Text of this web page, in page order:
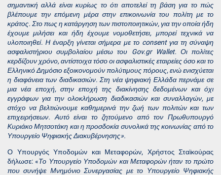
σημαντική αλλά είναι κυρίως το ότι αποτελεί τη βάση για το πώς
βλέπουμε την επόμενη μέρα στην επικοινωνία του πολίτη με το
κράτος. Στο πως η κατάργηση των πιστοποιητικών, για την οποία ήδη
έχουμε μιλήσει και ήδη έχουμε νομοθετήσει, μπορεί τεχνικά να
υλοποιηθεί. Η έναρξη γίνεται σήμερα με το consent για τη σύναψη
ασφαλιστήριου συμβολαίου μέσω του Gov.gr Wallet. Οι πολίτες
κερδίζουν χρόνο, αντίστοιχα τόσο οι ασφαλιστικές εταιρείες όσο και το
Ελληνικό Δημόσιο εξοικονομούν πολύτιμους πόρους, ενώ ενισχύεται
η διαφάνεια των διαδικασιών. Στη νέα ψηφιακή Ελλάδα περνάμε σε
μια νέα εποχή, στην εποχή της διακίνησης δεδομένων και όχι
εγγράφων για την ολοκλήρωση διαδικασιών και συναλλαγών, με
στόχο να βελτιώνουμε καθημερινά την ζωή των πολιτών και των
επιχειρήσεων. Αυτό είναι το ζητούμενο από τον Πρωθυπουργό
Κυριάκο Μητσοτάκη και η προσδοκία συνολικά της κοινωνίας από το
Υπουργείο Ψηφιακής Διακυβέρνησης».
Ο Υπουργός Υποδομών και Μεταφορών, Χρήστος Σταϊκούρας
δήλωσε: «Το Υπουργείο Υποδομών και Μεταφορών ήταν το πρώτο
που συνήψε Μνημόνιο Συνεργασίας με το Υπουργείο Ψηφιακής